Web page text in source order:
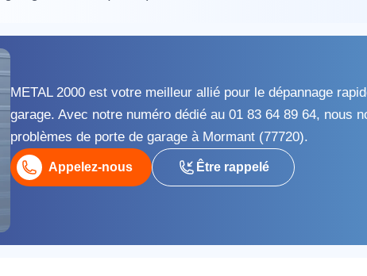
METAL 2000 est votre meilleur allié pour le dépannage
garage. Avec notre numéro dédié au 01 83 64 89 64, nous
problèmes de porte de garage à Mormant (77720).
Appelez-nous Être rappelé